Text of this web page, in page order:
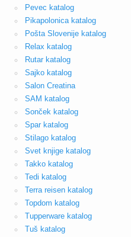
Pevec katalog
Pikapolonica katalog
Pošta Slovenije katalog
Relax katalog
Rutar katalog
Sajko katalog
Salon Creatina
SAM katalog
Sonček katalog
Spar katalog
Stilago katalog
Svet knjige katalog
Takko katalog
Tedi katalog
Terra reisen katalog
Topdom katalog
Tupperware katalog
Tuš katalog